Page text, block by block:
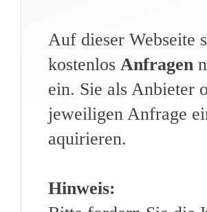
Auf dieser Webseite
kostenlos Anfragen
ein. Sie als Anbieter
jeweiligen Anfrage
aquirieren.
Hinweis: